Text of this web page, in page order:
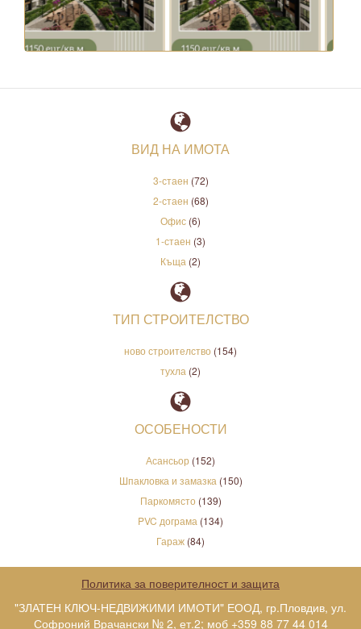
ВИД НА ИМОТА
3-стаен (72)
2-стаен (68)
Офис (6)
1-стаен (3)
Къща (2)
ТИП СТРОИТЕЛСТВО
ново строителство (154)
тухла (2)
ОСОБЕНОСТИ
Асансьор (152)
Шпакловка и замазка (150)
Паркомясто (139)
PVC дограма (134)
Гараж (84)
Политика за поверителност и защита
"ЗЛАТЕН КЛЮЧ-НЕДВИЖИМИ ИМОТИ" ЕООД, гр.Пловдив, ул.
Софроний Врачански № 2, ет.2; моб +359 88 77 44 014